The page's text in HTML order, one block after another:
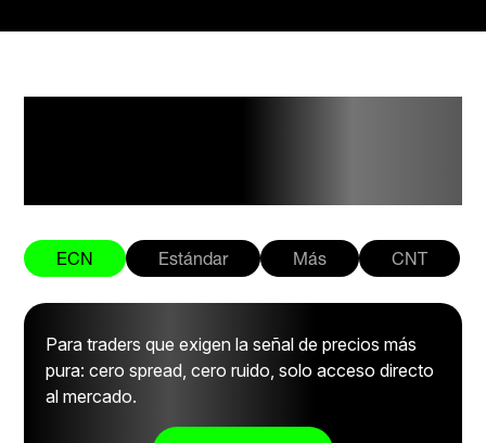
ECN Estándar Más CNT
Para traders que exigen la señal de precios más
pura: cero spread, cero ruido, solo acceso directo
al mercado.